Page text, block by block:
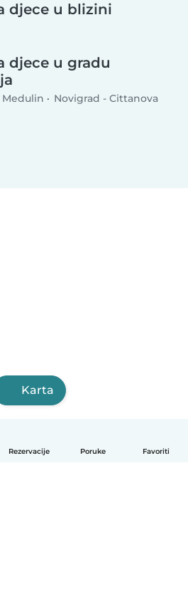
Rezervacije Poruke Favoriti
djece u blizini
djece u gradu
Medulin Novigrad - Cittanova
Karta